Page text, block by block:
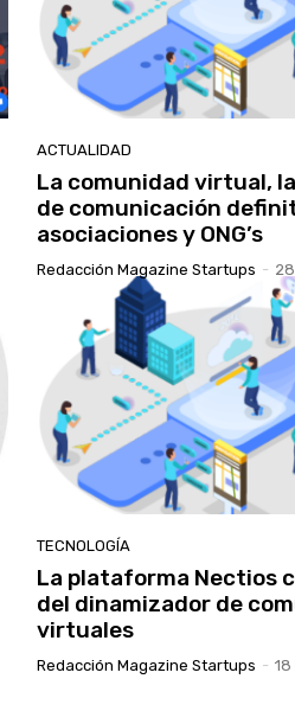
ACTUALIDAD
La comunidad virtual,
de comunicación
asociaciones y ONG’s
Redacción Magazine Startups -
TECNOLOGÍA
La plataforma Nectios
del dinamizador de
virtuales
Redacción Magazine Startups -